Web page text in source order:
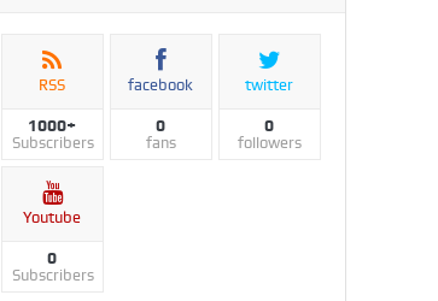
RSS
1000+
Subscribers
facebook
0
fans
twitter
0
followers
Youtube
0
Subscribers